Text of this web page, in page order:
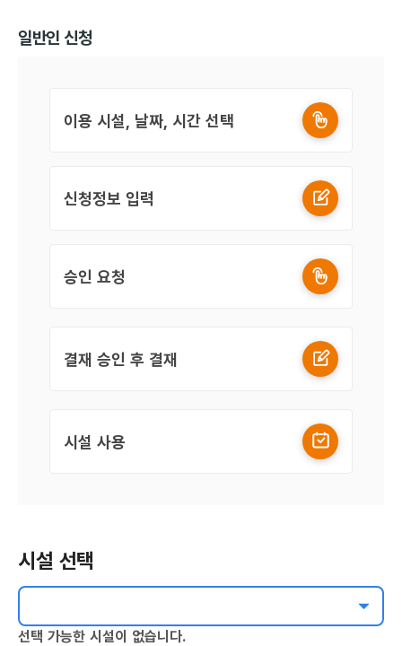
일반인 신청
이용 시설, 날짜, 시간 선택
신청정보 입력
승인 요청
결재 승인 후 결재
시설 사용
시설 선택
선택 가능한 시설이 없습니다.